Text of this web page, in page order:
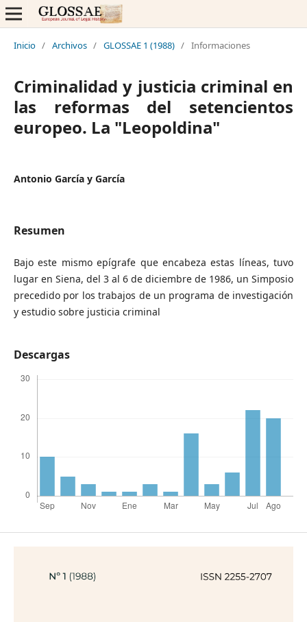
Inicio / Archivos / GLOSSAE 1 (1988) / Informaciones
Criminalidad y justicia criminal en
las reformas del setencientos
europeo. La "Leopoldina"
Antonio García y García
Resumen
Bajo este mismo epígrafe que encabeza estas líneas, tuvo
lugar en Siena, del 3 al 6 de diciembre de 1986, un Simposio
precedido por los trabajos de un programa de investigación
y estudio sobre justicia criminal
Descargas